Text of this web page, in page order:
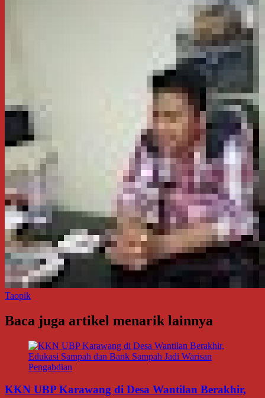
Taopik
Baca juga artikel menarik lainnya
KKN UBP Karawang di Desa Wantilan Berakhir,